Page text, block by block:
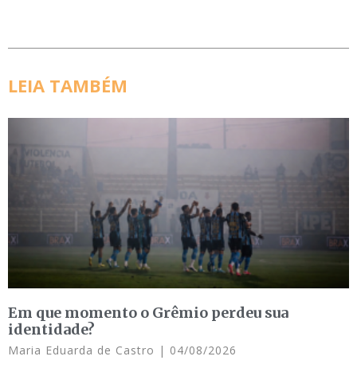
LEIA TAMBÉM
Em que momento o Grêmio perdeu sua
identidade?
Maria Eduarda de Castro 04/08/2026